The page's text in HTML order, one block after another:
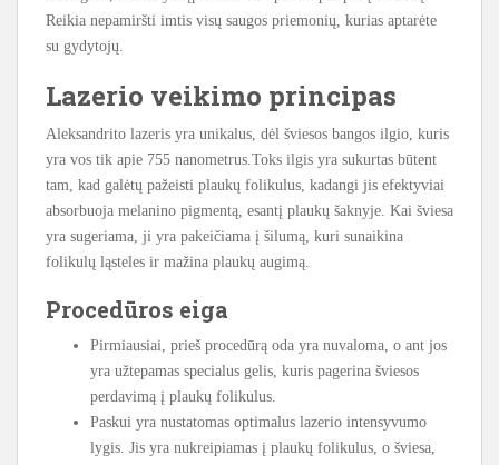
Reikia nepamiršti imtis visų saugos priemonių, kurias aptarėte
su gydytojų.
Lazerio veikimo principas
Aleksandrito lazeris yra unikalus, dėl šviesos bangos ilgio, kuris
yra vos tik apie 755 nanometrus.Toks ilgis yra sukurtas būtent
tam, kad galėtų pažeisti plaukų folikulus, kadangi jis efektyviai
absorbuoja melanino pigmentą, esantį plaukų šaknyje. Kai šviesa
yra sugeriama, ji yra pakeičiama į šilumą, kuri sunaikina
folikulų ląsteles ir mažina plaukų augimą.
Procedūros eiga
Pirmiausiai, prieš procedūrą oda yra nuvaloma, o ant jos
yra užtepamas specialus gelis, kuris pagerina šviesos
perdavimą į plaukų folikulus.
Paskui yra nustatomas optimalus lazerio intensyvumo
lygis. Jis yra nukreipiamas į plaukų folikulus, o šviesa,